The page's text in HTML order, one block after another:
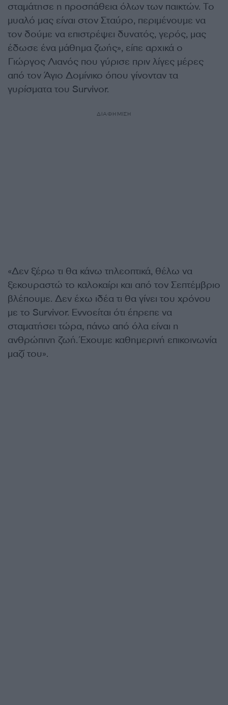
σταμάτησε η προσπάθεια όλων των παικτών. Το
μυαλό μας είναι στον Σταύρο, περιμένουμε να
τον δούμε να επιστρέψει δυνατός, γερός, μας
έδωσε ένα μάθημα ζωής», είπε αρχικά ο
Γιώργος Λιανός που γύρισε πριν λίγες μέρες
από τον Άγιο Δομίνικο όπου γίνονταν τα
γυρίσματα του Survivor.
ΔΙΑΦΗΜΙΣΗ
«Δεν ξέρω τι θα κάνω τηλεοπτικά, θέλω να
ξεκουραστώ το καλοκαίρι και από τον Σεπτέμβριο
βλέπουμε. Δεν έχω ιδέα τι θα γίνει του χρόνου
με το Survivor. Εννοείται ότι έπρεπε να
σταματήσει τώρα, πάνω από όλα είναι η
ανθρώπινη ζωή. Έχουμε καθημερινή επικοινωνία
μαζί του».